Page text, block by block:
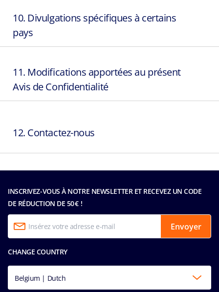
10. Divulgations spécifiques à certains
pays
11. Modifications apportées au présent
Avis de Confidentialité
12. Contactez-nous
INSCRIVEZ-VOUS À NOTRE NEWSLETTER ET RECEVEZ UN CODE
DE RÉDUCTION DE 50 € !
Envoyer
CHANGE COUNTRY
Belgium | Dutch